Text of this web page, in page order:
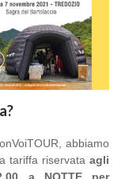
abbiamo
tariffa riservata agli
a NOTTE per